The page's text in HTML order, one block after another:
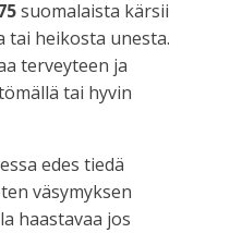
suomalaista kärsii
tai heikosta unesta.
terveyteen ja
tai hyvin
edes tiedä
väsymyksen
haastavaa jos